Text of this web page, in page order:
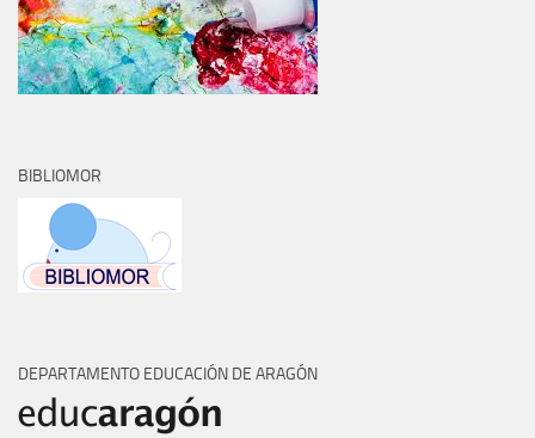
BIBLIOMOR
DEPARTAMENTO EDUCACIÓN DE ARAGÓN